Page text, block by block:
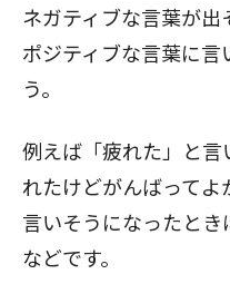
ネガティブな言葉が
ポジティブな言葉に言
う。
例えば「疲れた」と
れたけどがんばって
言いそうになったとき
などです。